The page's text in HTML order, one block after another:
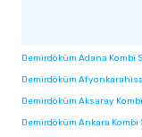
Demirdöküm Adana Kombi
Demirdöküm
Demirdöküm Aksaray
Demirdöküm Ankara Kombi